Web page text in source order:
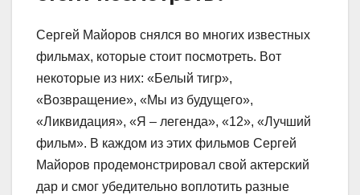
Сергей Майоров снялся во многих известных
фильмах, которые стоит посмотреть. Вот
некоторые из них: «Белый тигр»,
«Возвращение», «Мы из будущего»,
«Ликвидация», «Я – легенда», «12», «Лучший
фильм». В каждом из этих фильмов Сергей
Майоров продемонстрировал свой актерский
дар и смог убедительно воплотить разные